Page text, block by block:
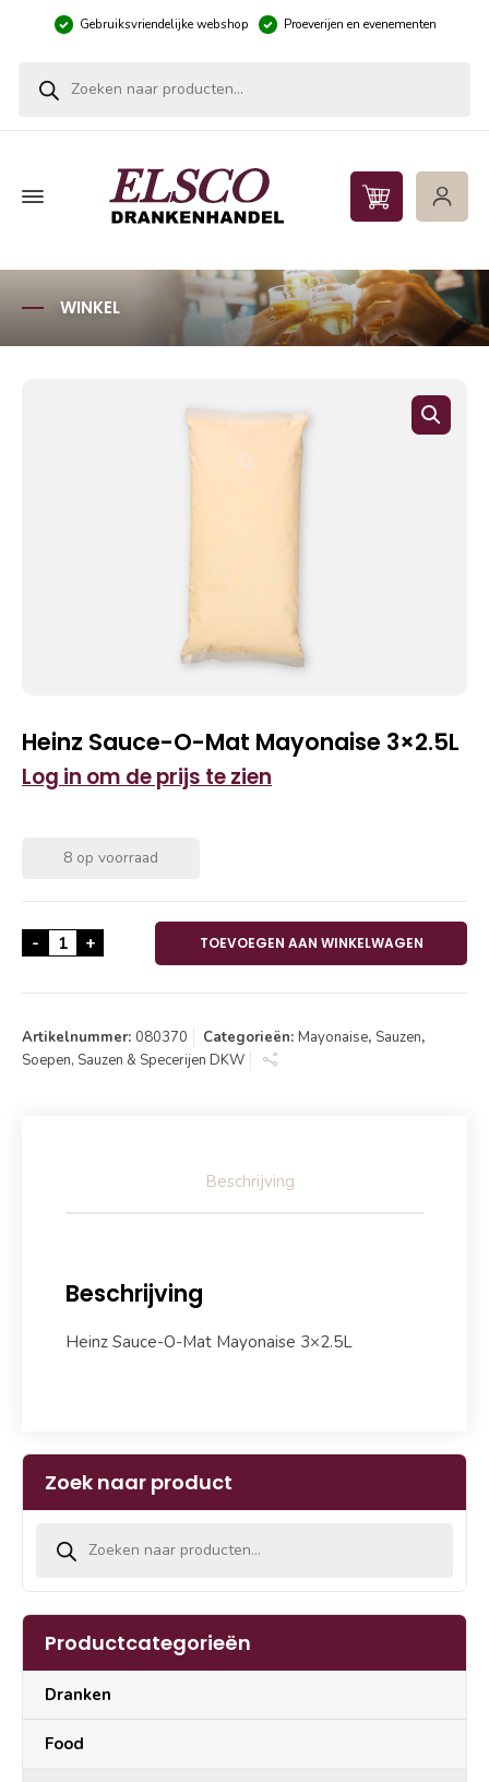
Gebruiksvriendelijke webshop Proeverijen en evenementen
WINKEL
Heinz Sauce-O-Mat Mayonaise 3×2.5L
Log in om de prijs te zien
8 op voorraad
- Heinz Sauce-O-Mat Mayonaise 3x2.5L aantal
+ TOEVOEGEN AAN WINKELWAGEN
Artikelnummer: 080370 Categorieën: Mayonaise, Sauzen,
Soepen, Sauzen & Specerijen DKW
Beschrijving
Beschrijving
Heinz Sauce-O-Mat Mayonaise 3×2.5L
Zoek naar product
Productcategorieën
Dranken
Food